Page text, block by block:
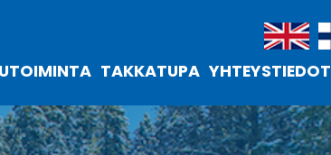
TAKKATUPA YHTEYSTIEDOT